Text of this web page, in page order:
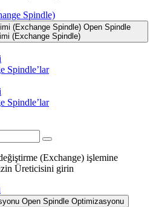
Spindle)
(Exchange Spindle) Open Spindle
(Exchange Spindle)
Spindle’lar
Spindle’lar
(Exchange) işlemine
Üreticisini girin
Open Spindle Optimizasyonu